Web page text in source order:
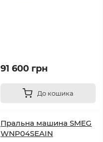
91 600 грн
До кошика
Пральна машина SMEG
WNP04SEAIN